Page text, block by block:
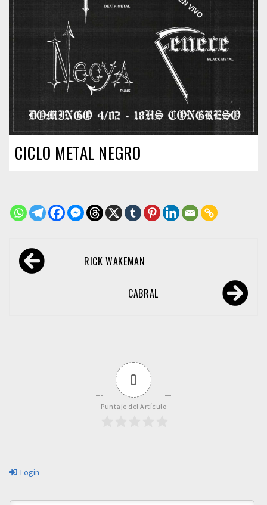
CICLO METAL NEGRO
Navegación
de RICK WAKEMAN
CABRAL
0
Puntaje del Artículo
Login